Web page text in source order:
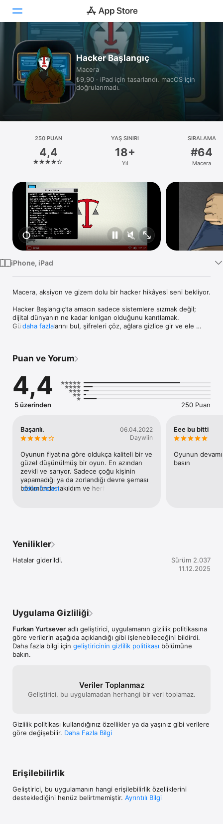
Bugün
Oyunlar
Uygulamalar
Platform
iPhone
iPad
Watch
TV
Hacker Başlangıç
Macera
₺9,90 · iPad için tasarlandı. macOS için
doğrulanmadı.
250 PUAN
4,4
YAŞ SINIRI
18+
Yıl
SIRALAMA
#64
Macera
iPhone, iPad
Macera, aksiyon ve gizem dolu bir hacker hikâyesi seni bekliyor.
Hacker Başlangıç’ta amacın sadece sistemlere sızmak değil;
dijital dünyanın ne kadar kırılgan olduğunu kanıtlamak.
Güvenlik açıklarını bul, şifreleri çöz, ağlara gizlice gir ve ele
gizli dosyalar, karanlık şirketler ve örtbas edilen gerçekler
Her görev seni bir adım daha ileri taşırken, yaptığın her
saldırının bir sebebi olduğunu asla unutma.
Bu bir kaos değil, adalet mücadelesi.
kendini gerçekten bir hacker gibi hissetmeye hazır ol.
sonu görmek için yalnızca cesaretin ve zekân yeterli olacak.
Özellikler
• 2 saati aşkın hikâye tabanlı oynanış
İngilizce
Fikirleriniz bizim için çok değerli.
info@kurgustudios.com
Bizi Takip Et
YouTube: www.youtube.com/@kurgustudios3313
Instagram: www.instagram.com/kurgustudios/
daha fazla
Puan ve Yorum
4,4
5 üzerinden 250 Puan
Başarılı.
06.04.2022
Daywiin
Oyunun fiyatına göre oldukça kaliteli bir ve
güzel düşünülmüş bir oyun. En azından
zevkli ve sarıyor. Sadece çoğu kişinin
yapamadığı ya da zorlandığı devre şeması
bölümünde takıldım ve herhangi bir yardım
daha fazlasi
Eee bu bitti
Oyunun
basın
Yenilikler
Hatalar giderildi.
Sürüm 2.037
11.12.2025
Uygulama Gizliliği
Furkan Yurtsever adlı geliştirici, uygulamanın gizlilik politikasına
göre verilerin aşağıda açıklandığı gibi işlenebileceğini bildirdi.
Daha fazla bilgi için geliştiricinin gizlilik politikası bölümüne
bakın.
Veriler Toplanmaz
Geliştirici, bu uygulamadan herhangi bir veri toplamaz.
Gizlilik politikası kullandığınız özellikler ya da yaşınız gibi verilere
göre değişebilir. Daha Fazla Bilgi
Erişilebilirlik
Geliştirici, bu uygulamanın hangi erişilebilirlik özelliklerini
desteklediğini henüz belirtmemiştir. Ayrıntılı Bilgi